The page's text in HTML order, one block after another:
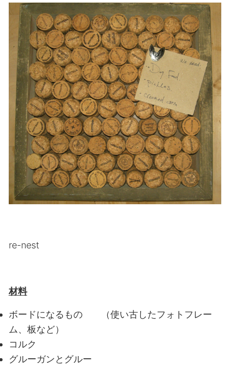
re-nest
材料
ボードになるもの （使い古したフォトフレー
ム、板など）
コルク
グルーガンとグルー